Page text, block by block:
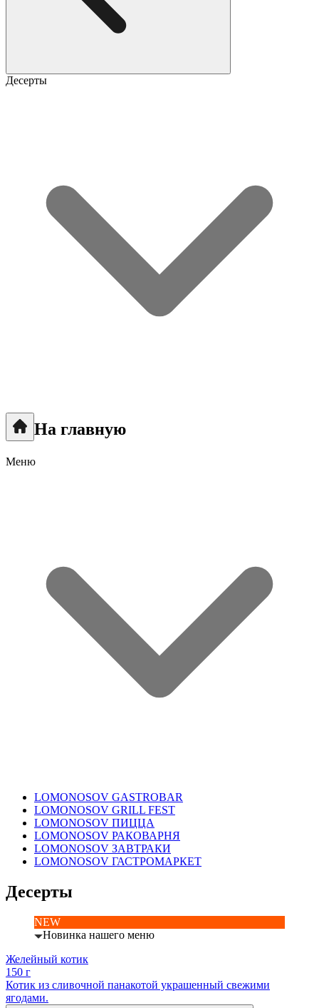
Десерты
На главную
Меню
LOMONOSOV GASTROBAR
LOMONOSOV GRILL FEST
LOMONOSOV ПИЦЦА
LOMONOSOV РАКОВАРНЯ
LOMONOSOV ЗАВТРАКИ
LOMONOSOV ГАСТРОМАРКЕТ
Десерты
NEW
Новинка нашего меню
Желейный котик
150 г
Котик из сливочной панакотой украшенный свежими
ягодами.